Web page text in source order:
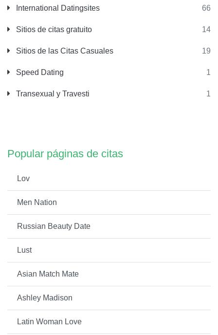
International Datingsites 66
Sitios de citas gratuito 14
Sitios de las Citas Casuales 19
Speed Dating 1
Transexual y Travesti 1
Popular páginas de citas
Lov
Men Nation
Russian Beauty Date
Lust
Asian Match Mate
Ashley Madison
Latin Woman Love